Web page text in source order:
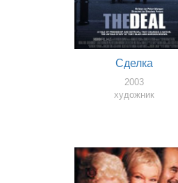
Сделка
2003
художник